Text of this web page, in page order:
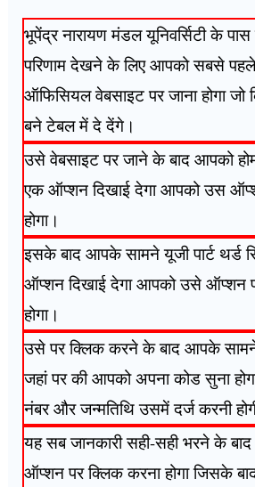
भूपेंद्र नारायण मंडल यूनिवर्सिटी के पास
परिणाम देखने के लिए आपको सबसे
ऑफिसियल वेबसाइट पर जाना होगा
बने टेबल में दे देंगे।
उसे वेबसाइट पर जाने के बाद आपको
एक ऑप्शन दिखाई देगा आपको उस
होगा।
इसके बाद आपके सामने यूजी पार्ट थर्ड
ऑप्शन दिखाई देगा आपको उसे ऑप्शन
होगा।
उसे पर क्लिक करने के बाद आपके
जहां पर की आपको अपना कोड सुना
नंबर और जन्मतिथि उसमें दर्ज करनी
यह सब जानकारी सही-सही भरने के
ऑप्शन पर क्लिक करना होगा जिसके